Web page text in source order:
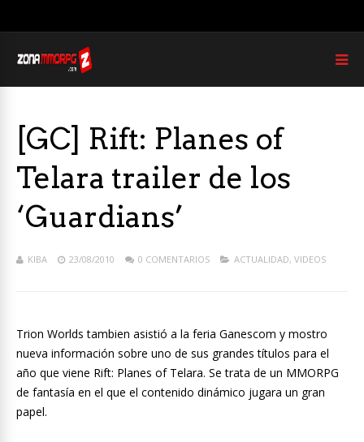
[GC] Rift: Planes of
Telara trailer de los
‘Guardians’
KIBA 23/08/2010 0 COMENTARIOS ACTUALIDAD, VIDEOS
Trion Worlds tambien asistió a la feria Ganescom y mostro
nueva información sobre uno de sus grandes títulos para el
año que viene Rift: Planes of Telara. Se trata de un MMORPG
de fantasía en el que el contenido dinámico jugara un gran
papel.